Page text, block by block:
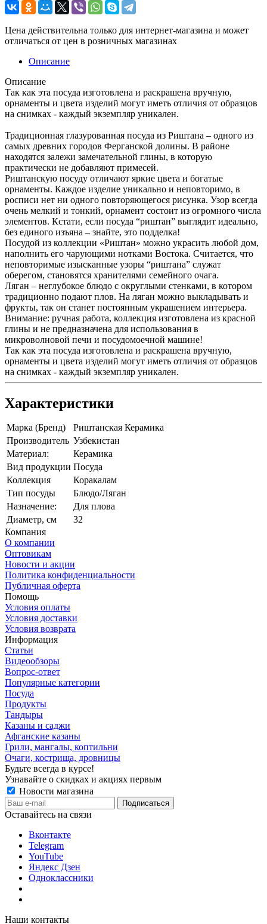
Цена действительна только для интернет-магазина и может
отличаться от цен в розничных магазинах
Описание
Описание
Так как эта посуда изготовлена и раскрашена вручную,
орнаменты и цвета изделий могут иметь отличия от образцов
на снимках - каждый экземпляр уникален.
Традиционная глазурованная посуда из Риштана – одного из
самых древних городов Ферганской долины. В районе
находятся залежи замечательной глины, в которую
практически не добавляют примесей.
Риштанскую посуду отличают яркие цвета и богатые
орнаменты. Каждое изделие уникально и неповторимо, в
росписи нет ни одного повторяющегося рисунка. Узор всегда
очень мелкий и тонкий, орнамент состоит из огромного числа
элементов. Кстати, если посуда “риштан” выглядит идеально,
без единого изъяна – знайте, это подделка!
Посудой из коллекции «Риштан» можно украсить любой дом,
наполнить его чарующими нотками Востока. Считается, что
неповторимые изысканные узоры “риштана” служат
оберегом, становятся хранителями семейного очага.
Ляган – неглубокое блюдо с округлыми стенками, в котором
традиционно подают плов. На ляган можно выкладывать и
фрукты, так он станет постоянным украшением интерьера.
Внимание: ручная работа, коллекция изготовлена из красной
глины и не предназначена для использования в
микроволновой печи и посудомоечной машине!
Так как эта посуда изготовлена и раскрашена вручную,
орнаменты и цвета изделий могут иметь отличия от образцов
на снимках - каждый экземпляр уникален.
Характеристики
Марка (Бренд)
Риштанская Керамика
Производитель Узбекистан
Материал:
Керамика
Вид продукции Посуда
Коллекция
Коракалам
Тип посуды
Блюдо/Ляган
Назначение:
Для плова
Диаметр, см
32
Компания
О компании
Оптовикам
Новости и акции
Политика конфиденциальности
Публичная оферта
Помощь
Условия оплаты
Условия доставки
Условия возврата
Информация
Статьи
Видеообзоры
Вопрос-ответ
Популярные категории
Посуда
Продукты
Тандыры
Казаны и саджи
Афганские казаны
Грили, мангалы, коптильни
Очаги, кострища, дровницы
Будьте всегда в курсе!
Узнавайте о скидках и акциях первым
Новости магазина
Оставайтесь на связи
Вконтакте
Telegram
YouTube
Яндекс Дзен
Одноклассники
Наши контакты